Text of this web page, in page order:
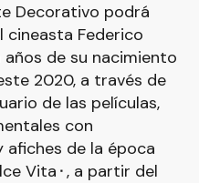
Decorativo podrá
cineasta Federico
años de su nacimiento
2020, a través de
de las películas,
con
de la época
Vita⬝, a partir del